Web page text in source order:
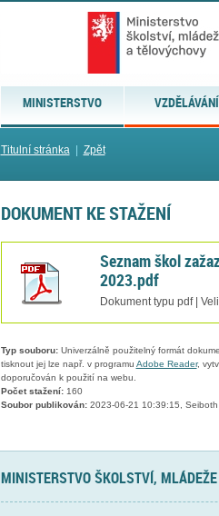
MINISTERSTVO VZDĚLÁVÁNÍ
Titulní stránka| Zpět
DOKUMENT KE STAŽENÍ
Seznam škol
2023.pdf
Dokument typu pdf |
Typ souboru:Univerzálně použitelný formát
tisknout jej lze např. v programu Adobe Reader,
doporučován k použití na webu.
Počet stažení:160
Soubor publikován:2023-06-21 10:39:15, Seiboth
MINISTERSTVO ŠKOLSTVÍ,